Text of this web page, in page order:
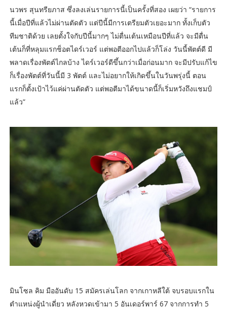
นวพร สุนทรียภาส ซึ่งลงเล่นรายการนี้เป็นครั้งที่สอง เผยว่า “รายการ
นี้เมื่อปีที่แล้วไม่ผ่านตัดตัว แต่ปีนี้มีการเตรียมตัวเยอะมาก ทั้งเก็บตัว
ทีมชาติด้วย เลยตั้งใจกับปีนี้มากๆ ไม่ตื่นเต้นเหมือนปีที่แล้ว จะมีตื่น
เต้นก็ที่หลุมแรกช็อตไดร์เวอร์ แต่พอตีออกไปแล้วก็โล่ง วันนี้พัตต์ดี มี
พลาดเรื่องพัตต์ไกลบ้าง ไดร์เวอร์ดีขึ้นกว่าเมื่อก่อนมาก จะมีปรับแก้ไข
ก็เรื่องพัตต์ที่วันนี้มี 3 พัตต์ และไม่อยากให้เกิดขึ้นในวันพรุ่งนี้ ตอน
แรกก็ตั้งเป้าไว้แค่ผ่านตัดตัว แต่พอตีมาได้ขนาดนี้ก็เริ่มหวังถึงแชมป์
แล้ว”
มินโซล คิม มืออันดับ 15 สมัครเล่นโลก จากเกาหลีใต้ จบรอบแรกใน
ตำแหน่งผู้นำเดี่ยว หลังหวดเข้ามา 5 อันเดอร์พาร์ 67 จากการทำ 5